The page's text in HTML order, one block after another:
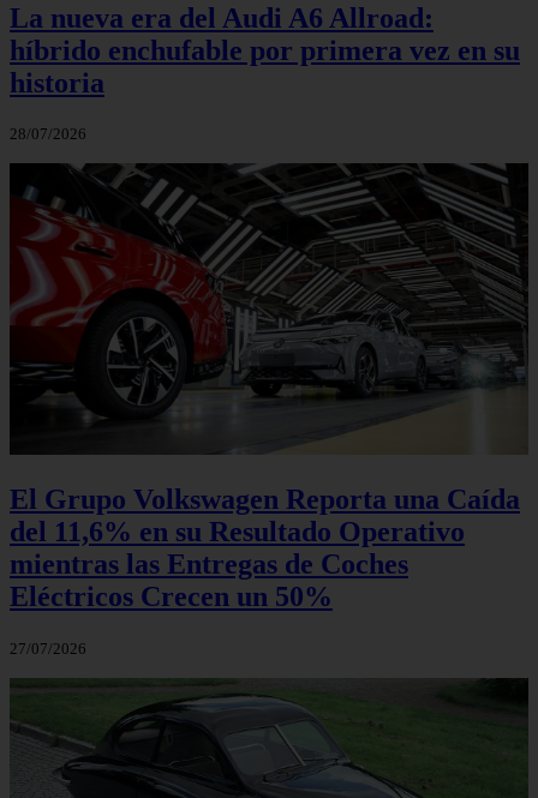
La nueva era del Audi A6 Allroad:
híbrido enchufable por primera vez en su
historia
28/07/2026
El Grupo Volkswagen Reporta una Caída
del 11,6% en su Resultado Operativo
mientras las Entregas de Coches
Eléctricos Crecen un 50%
27/07/2026